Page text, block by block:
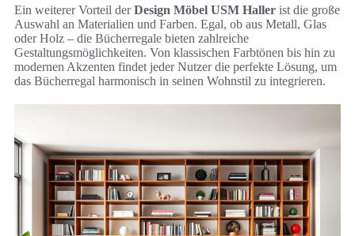
Ein weiterer Vorteil derDesign Möbel USM Haller ist die große
Auswahl an Materialien und Farben. Egal, ob aus Metall, Glas
oder Holz – die Bücherregale bieten zahlreiche
Gestaltungsmöglichkeiten. Von klassischen Farbtönen bis hin zu
modernen Akzenten findet jeder Nutzer die perfekte Lösung, um
das Bücherregal harmonisch in seinen Wohnstil zu integrieren.